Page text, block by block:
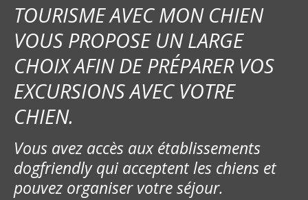
TOURISME AVEC MON CHIEN
VOUS PROPOSE UN LARGE
CHOIX AFIN DE PRÉPARER VOS
EXCURSIONS AVEC VOTRE
CHIEN.
Vous avez accès aux établissements
dogfriendly qui acceptent les chiens et
pouvez organiser votre séjour.